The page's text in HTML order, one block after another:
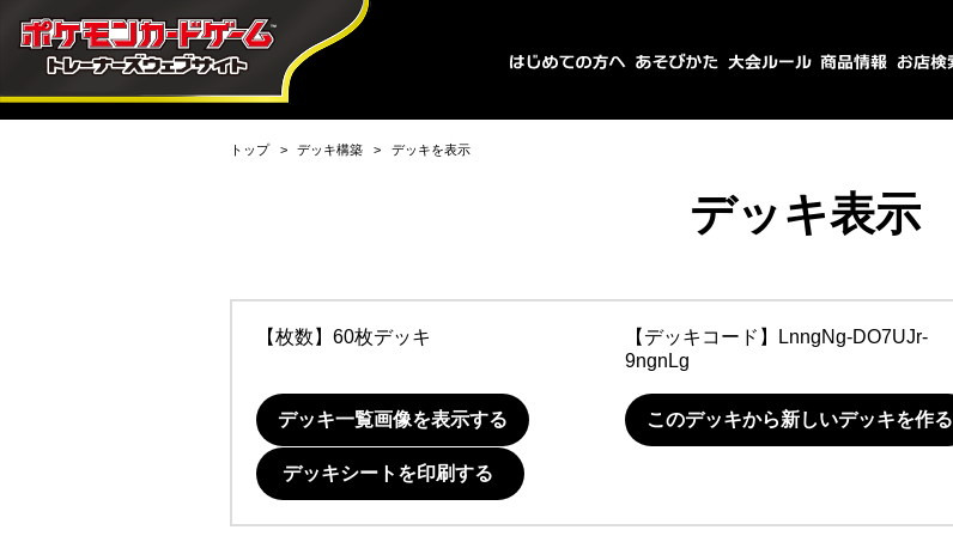
トップ デッキ構築 デッキを表示
デッキ表示
【枚数】60枚デッキ 【デッキコード】
LnngNg-DO7UJr-
9ngnLg
デッキ一覧画像を表示する このデッキから新しいデッキを作る
デッキシートを印刷する